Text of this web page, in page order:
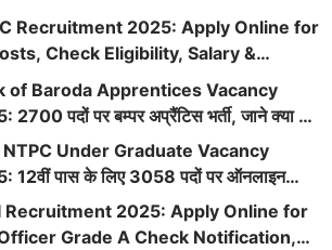
Recruitment 2025: Apply Online for
Check Eligibility, Salary &
Details
of Baroda Apprentices Vacancy
2700 पदों पर बम्पर अप्रैंटिस भर्ती, जाने क्या है
आवेदन प्रक्रिया, चयन प्रक्रिया और अन्तिम
NTPC Under Graduate Vacancy
12वीं पास के लिए 3058 पदों पर ऑनलाइन
योग्यता, चयन प्रक्रिया और पूरी डिटेल्स चेक
Recruitment 2025: Apply Online for
Grade A Check Notification,